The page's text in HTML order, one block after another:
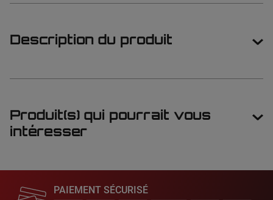
Description du produit
Produit(s) qui pourrait vous
intéresser
PAIEMENT SÉCURISÉ